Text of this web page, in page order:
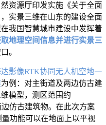
资源厅印发实施《关于全面
实景三维在山东的建设全面
我国智慧城市建设中发挥着
地理空间信息并进行实景三
。
影像RTK协同无人机空地一
为例：对主街道及两边仿古建
模型，测区范围约
仿古建筑物。在此次方案
功能可以在地面上以平视